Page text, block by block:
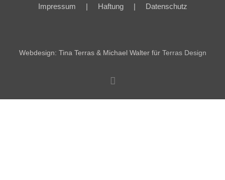
Impressum Haftung Datenschutz
Webdesign: Tina Terras & Michael Walter fürTerras Design
Facebook